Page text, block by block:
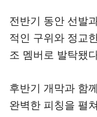
전반기 동안 선발
적인 구위와 정교
조 멤버로 발탁됐
후반기 개막과 함
완벽한 피칭을 펼